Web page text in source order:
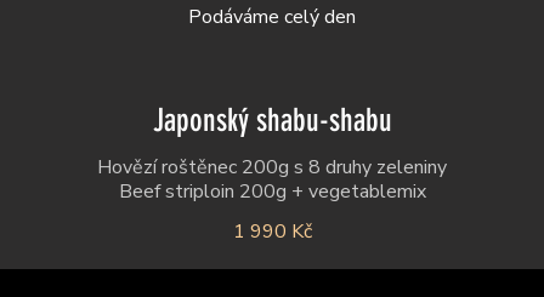
Podáváme celý den
Japonský shabu-shabu
Hovězí roštěnec 200g s 8 druhy zeleniny
Beef striploin 200g + vegetablemix
1 990 Kč